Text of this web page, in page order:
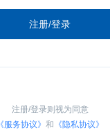
注册/登录
注册/登录则视为同意
《服务协议》 和 《隐私协议》